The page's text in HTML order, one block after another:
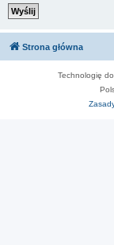
Strona główna
Technologię